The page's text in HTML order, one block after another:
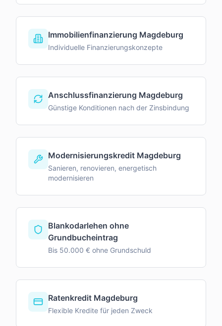
Immobilienfinanzierung Magdeburg
Individuelle Finanzierungskonzepte
Anschlussfinanzierung Magdeburg
Günstige Konditionen nach der Zinsbindung
Modernisierungskredit Magdeburg
Sanieren, renovieren, energetisch
modernisieren
Blankodarlehen ohne
Grundbucheintrag
Bis 50.000 € ohne Grundschuld
Ratenkredit Magdeburg
Flexible Kredite für jeden Zweck